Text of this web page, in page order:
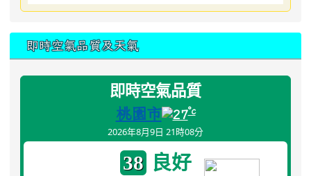
即時空氣品質及天氣
即時空氣品質
桃園市 27°c
2026年8月9日 21時08分
38 良好